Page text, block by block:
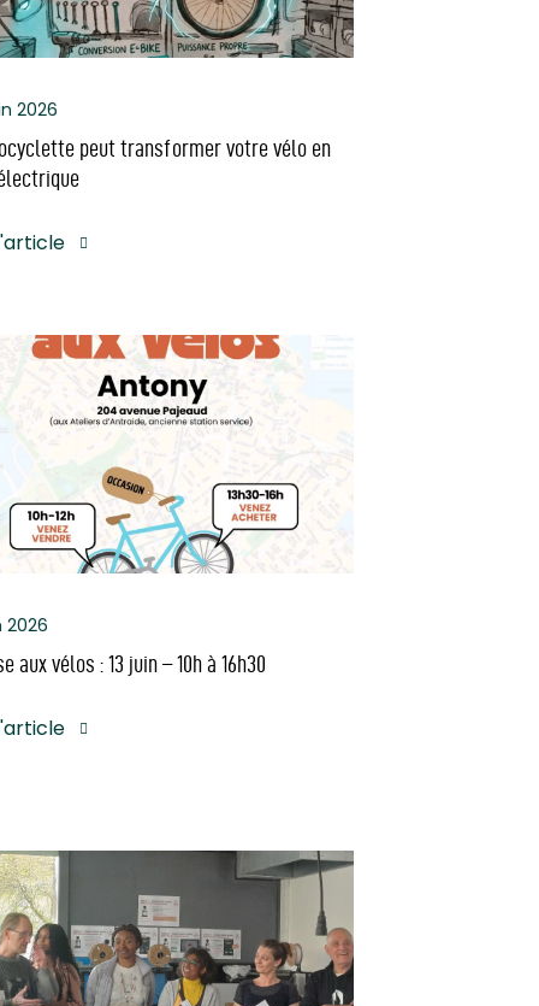
2026
peut transformer votre vélo en
2026
aux vélos : 13 juin – 10h à 16h30